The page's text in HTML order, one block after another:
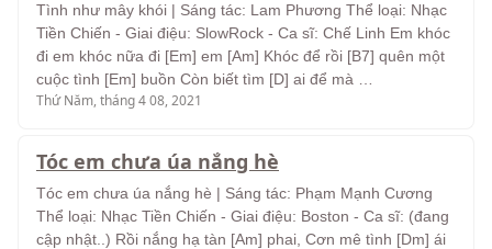
Tình như mây khói | Sáng tác: Lam Phương Thể loại: Nhạc
Tiền Chiến - Giai điệu: SlowRock - Ca sĩ: Chế Linh Em khóc
đi em khóc nữa đi [Em] em [Am] Khóc để rồi [B7] quên một
cuộc tình [Em] buồn Còn biết tìm [D] ai để mà …
Thứ Năm, tháng 4 08, 2021
Tóc em chưa úa nắng hè
Tóc em chưa úa nắng hè | Sáng tác: Phạm Mạnh Cương
Thể loại: Nhạc Tiền Chiến - Giai điệu: Boston - Ca sĩ: (đang
cập nhật..) Rồi nắng hạ tàn [Am] phai, Cơn mê tình [Dm] ái